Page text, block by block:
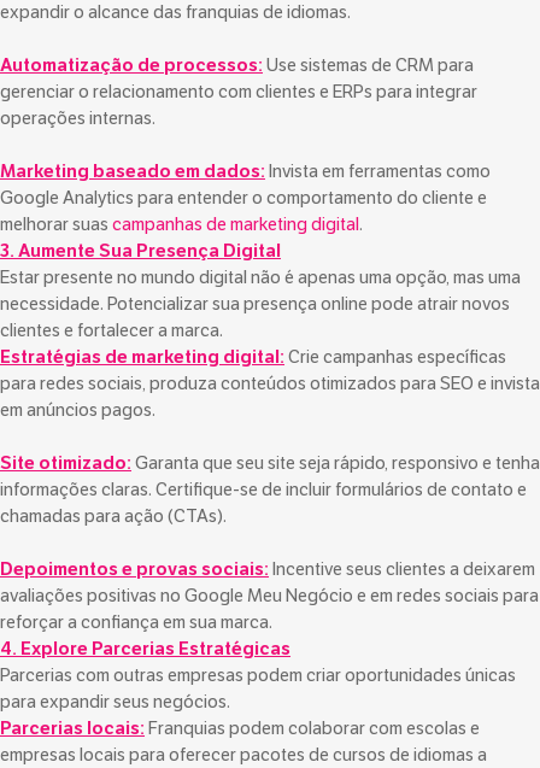
expandir o alcance das franquias de idiomas.
Automatização de processos: Use sistemas de CRM para
gerenciar o relacionamento com clientes e ERPs para integrar
operações internas.
Marketing baseado em dados: Invista em ferramentas como
Google Analytics para entender o comportamento do cliente e
melhorar suas campanhas de marketing digital .
3. Aumente Sua Presença Digital
Estar presente no mundo digital não é apenas uma opção, mas uma
necessidade. Potencializar sua presença online pode atrair novos
clientes e fortalecer a marca.
Estratégias de marketing digital: Crie campanhas específicas
para redes sociais, produza conteúdos otimizados para SEO e invista
em anúncios pagos.
Site otimizado: Garanta que seu site seja rápido, responsivo e tenha
informações claras. Certifique-se de incluir formulários de contato e
chamadas para ação (CTAs).
Depoimentos e provas sociais: Incentive seus clientes a deixarem
avaliações positivas no Google Meu Negócio e em redes sociais para
reforçar a confiança em sua marca.
4. Explore Parcerias Estratégicas
Parcerias com outras empresas podem criar oportunidades únicas
para expandir seus negócios.
Parcerias locais: Franquias podem colaborar com escolas e
empresas locais para oferecer pacotes de cursos de idiomas a